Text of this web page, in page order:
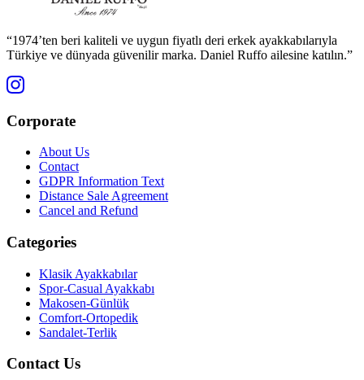
“1974’ten beri kaliteli ve uygun fiyatlı deri erkek ayakkabılarıyla
Türkiye ve dünyada güvenilir marka. Daniel Ruffo ailesine katılın.”
Corporate
About Us
Contact
GDPR Information Text
Distance Sale Agreement
Cancel and Refund
Categories
Klasik Ayakkabılar
Spor-Casual Ayakkabı
Makosen-Günlük
Comfort-Ortopedik
Sandalet-Terlik
Contact Us